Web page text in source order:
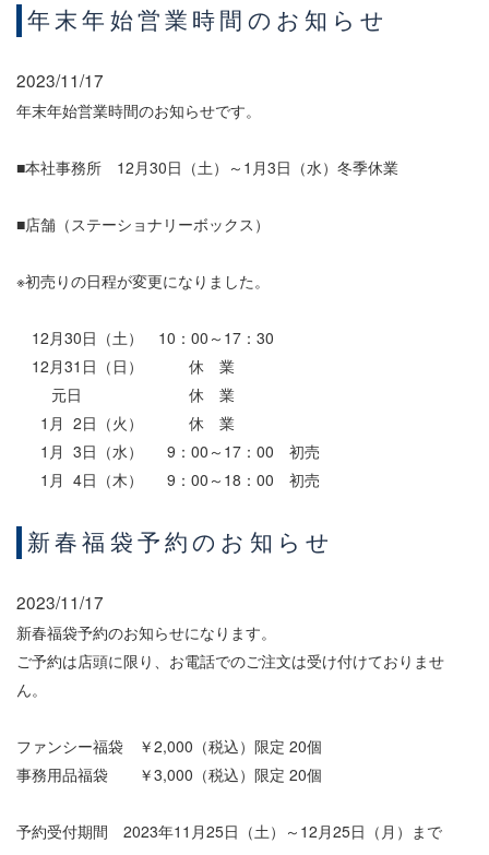
年末年始営業時間のお知らせ
2023/11/17
年末年始営業時間のお知らせです。
■本社事務所 12月30日（土）～1月3日（水）冬季休業
■店舗（ステーショナリーボックス）
※初売りの日程が変更になりました。
12月30日（土） 10：00～17：30
12月31日（日） 休 業
元日 休 業
1月 2日（火） 休 業
1月 3日（水） 9：00～17：00 初売
1月 4日（木） 9：00～18：00 初売
新春福袋予約のお知らせ
2023/11/17
新春福袋予約のお知らせになります。
ご予約は店頭に限り、お電話でのご注文は受け付けておりませ
ん。
ファンシー福袋 ￥2,000（税込）限定 20個
事務用品福袋 ￥3,000（税込）限定 20個
予約受付期間 2023年11月25日（土）～12月25日（月）まで